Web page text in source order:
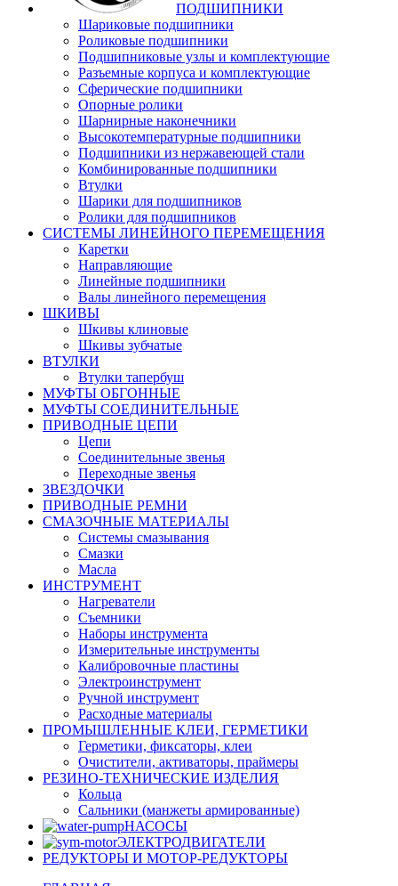
ПОДШИПНИКИ
Шариковые подшипники
Роликовые подшипники
Подшипниковые узлы и комплектующие
Разъемные корпуса и комплектующие
Сферические подшипники
Опорные ролики
Шарнирные наконечники
Высокотемпературные подшипники
Подшипники из нержавеющей стали
Комбинированные подшипники
Втулки
Шарики для подшипников
Ролики для подшипников
СИСТЕМЫ ЛИНЕЙНОГО ПЕРЕМЕЩЕНИЯ
Каретки
Направляющие
Линейные подшипники
Валы линейного перемещения
ШКИВЫ
Шкивы клиновые
Шкивы зубчатые
ВТУЛКИ
Втулки тапербуш
МУФТЫ ОБГОННЫЕ
МУФТЫ СОЕДИНИТЕЛЬНЫЕ
ПРИВОДНЫЕ ЦЕПИ
Цепи
Соединительные звенья
Переходные звенья
ЗВЕЗДОЧКИ
ПРИВОДНЫЕ РЕМНИ
СМАЗОЧНЫЕ МАТЕРИАЛЫ
Системы смазывания
Смазки
Масла
ИНСТРУМЕНТ
Нагреватели
Съемники
Наборы инструмента
Измерительные инструменты
Калибровочные пластины
Электроинструмент
Ручной инструмент
Расходные материалы
ПРОМЫШЛЕННЫЕ КЛЕИ, ГЕРМЕТИКИ
Герметики, фиксаторы, клеи
Очистители, активаторы, праймеры
РЕЗИНО-ТЕХНИЧЕСКИЕ ИЗДЕЛИЯ
Кольца
Сальники (манжеты армированные)
НАСОСЫ
ЭЛЕКТРОДВИГАТЕЛИ
РЕДУКТОРЫ И МОТОР-РЕДУКТОРЫ